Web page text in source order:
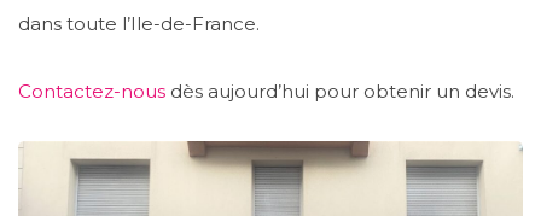
dans toute l’Ile-de-France.
Contactez-nous dès aujourd’hui pour obtenir un devis.